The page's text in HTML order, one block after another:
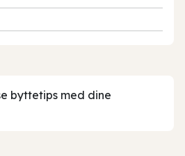
byttetips med dine